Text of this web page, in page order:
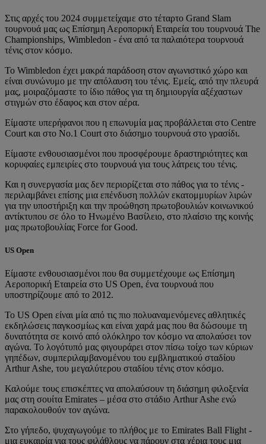
Στις αρχές του 2024 συμμετείχαμε στο τέταρτο Grand Slam
τουρνουά μας ως Επίσημη Αεροπορική Εταιρεία του τουρνουά The
Championships, Wimbledon - ένα από τα παλαιότερα τουρνουά
τένις στον κόσμο.
Το Wimbledon έχει μακρά παράδοση στον αγωνιστικό χώρο και
είναι συνώνυμο με την απόλαυση του τένις. Εμείς, από την πλευρά
μας, μοιραζόμαστε το ίδιο πάθος για τη δημιουργία αξέχαστων
στιγμών στο έδαφος και στον αέρα.
Είμαστε υπερήφανοι που η επωνυμία μας προβάλλεται στο Centre
Court και στο No.1 Court στο διάσημο τουρνουά στο γρασίδι.
Είμαστε ενθουσιασμένοι που προσφέρουμε δραστηριότητες και
κορυφαίες εμπειρίες στο τουρνουά για τους λάτρεις του τένις.
Και η συνεργασία μας δεν περιορίζεται στο πάθος για το τένις -
περιλαμβάνει επίσης μια επένδυση πολλών εκατομμυρίων λιρών
για την υποστήριξη και την προώθηση πρωτοβουλιών κοινωνικού
αντίκτυπου σε όλο το Ηνωμένο Βασίλειο, στο πλαίσιο της κοινής
μας πρωτοβουλίας Force for Good.
US Open
Είμαστε ενθουσιασμένοι που θα συμμετέχουμε ως Επίσημη
Αεροπορική Εταιρεία στο US Open, ένα τουρνουά που
υποστηρίζουμε από το 2012.
Το US Open είναι μία από τις πιο πολυαναμενόμενες αθλητικές
εκδηλώσεις παγκοσμίως και είναι χαρά μας που θα δώσουμε τη
δυνατότητα σε κοινό από ολόκληρο τον κόσμο να απολαύσει τον
αγώνα. Το λογότυπό μας φιγουράρει στον πίσω τοίχο των κύριων
γηπέδων, συμπεριλαμβανομένου του εμβληματικού σταδίου
Arthur Ashe, του μεγαλύτερου σταδίου τένις στον κόσμο.
Καλούμε τους επισκέπτες να απολαύσουν τη διάσημη φιλοξενία
μας στη σουίτα Emirates – μέσα στο στάδιο Arthur Ashe ενώ
παρακολουθούν τον αγώνα.
Στο γήπεδο, ψυχαγωγούμε το πλήθος με το Emirates Ball Flight -
μια ευκαιρία για τους φιλάθλους να πάρουν στα χέρια τους μια